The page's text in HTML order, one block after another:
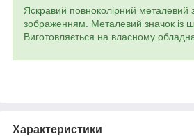
Яскравий повноколірний металевий
зображенням. Металевий значок із
Виготовляється на власному
Характеристики